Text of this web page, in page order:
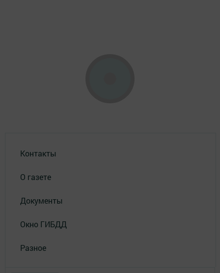
Контакты
О газете
Документы
Окно ГИБДД
Разное